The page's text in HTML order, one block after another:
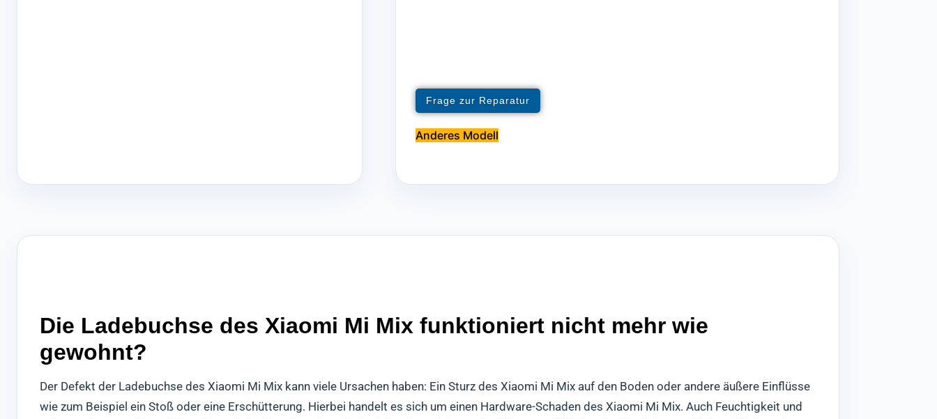
Frage zur Reparatur
Anderes Modell
Die Ladebuchse des Xiaomi Mi Mix funktioniert nicht mehr wie
gewohnt?
Der Defekt der Ladebuchse des Xiaomi Mi Mix kann viele Ursachen haben: Ein Sturz des Xiaomi Mi Mix auf den Boden oder andere äußere Einflüsse
wie zum Beispiel ein Stoß oder eine Erschütterung. Hierbei handelt es sich um einen Hardware-Schaden des Xiaomi Mi Mix. Auch Feuchtigkeit und